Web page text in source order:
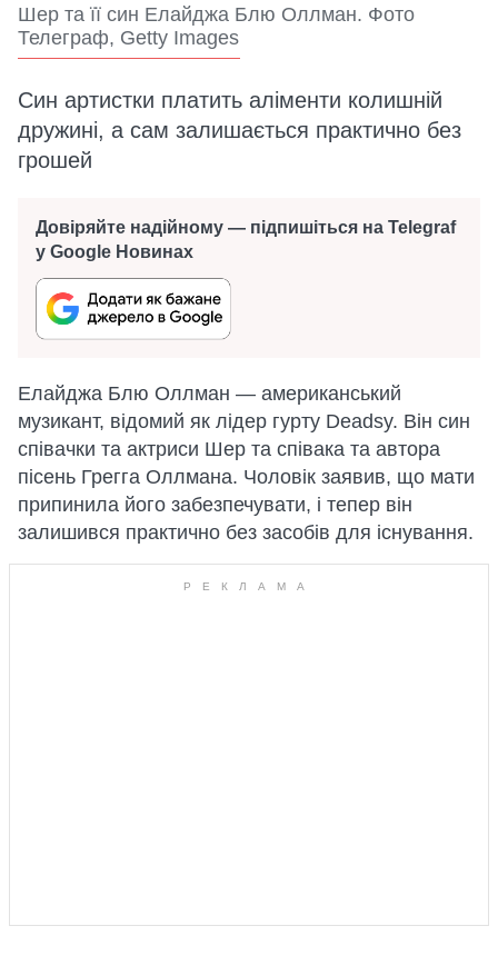
Шер та її син Елайджа Блю Оллман. Фото
Телеграф, Getty Images
Син артистки платить аліменти колишній
дружині, а сам залишається практично без
грошей
Довіряйте надійному — підпишіться на Telegraf
у Google Новинах
Елайджа Блю Оллман — американський
музикант, відомий як лідер гурту Deadsy. Він син
співачки та актриси Шер та співака та автора
пісень Грегга Оллмана. Чоловік заявив, що мати
припинила його забезпечувати, і тепер він
залишився практично без засобів для існування.